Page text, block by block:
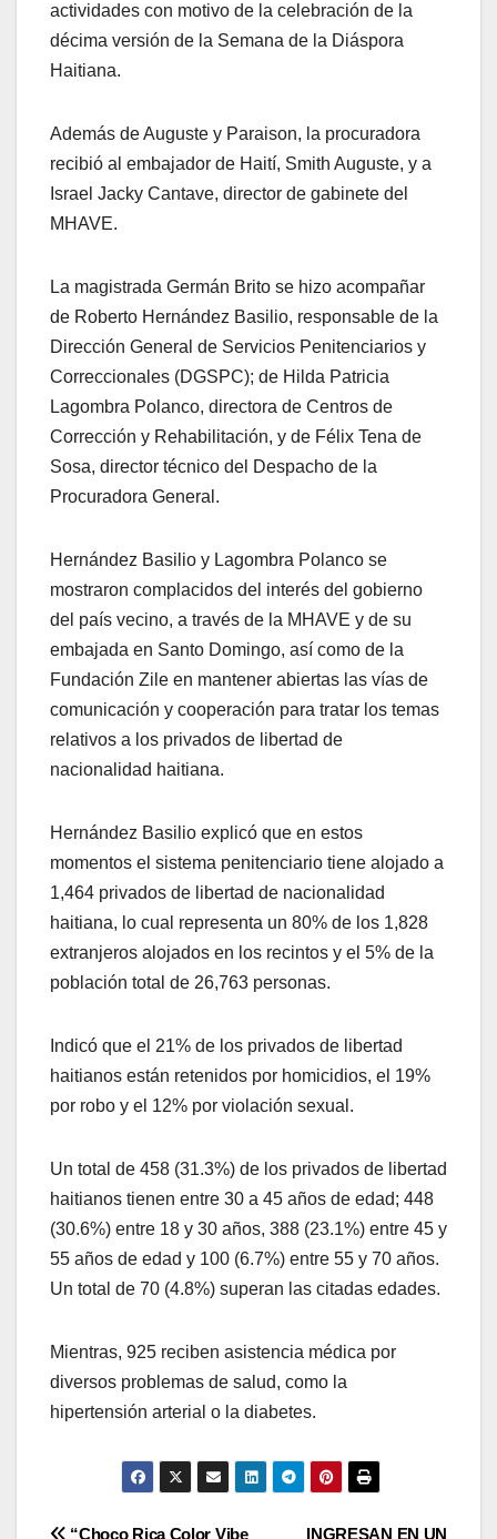
actividades con motivo de la celebración de la
décima versión de la Semana de la Diáspora
Haitiana.
Además de Auguste y Paraison, la procuradora
recibió al embajador de Haití, Smith Auguste, y a
Israel Jacky Cantave, director de gabinete del
MHAVE.
La magistrada Germán Brito se hizo acompañar
de Roberto Hernández Basilio, responsable de la
Dirección General de Servicios Penitenciarios y
Correccionales (DGSPC); de Hilda Patricia
Lagombra Polanco, directora de Centros de
Corrección y Rehabilitación, y de Félix Tena de
Sosa, director técnico del Despacho de la
Procuradora General.
Hernández Basilio y Lagombra Polanco se
mostraron complacidos del interés del gobierno
del país vecino, a través de la MHAVE y de su
embajada en Santo Domingo, así como de la
Fundación Zile en mantener abiertas las vías de
comunicación y cooperación para tratar los temas
relativos a los privados de libertad de
nacionalidad haitiana.
Hernández Basilio explicó que en estos
momentos el sistema penitenciario tiene alojado a
1,464 privados de libertad de nacionalidad
haitiana, lo cual representa un 80% de los 1,828
extranjeros alojados en los recintos y el 5% de la
población total de 26,763 personas.
Indicó que el 21% de los privados de libertad
haitianos están retenidos por homicidios, el 19%
por robo y el 12% por violación sexual.
Un total de 458 (31.3%) de los privados de libertad
haitianos tienen entre 30 a 45 años de edad; 448
(30.6%) entre 18 y 30 años, 388 (23.1%) entre 45 y
55 años de edad y 100 (6.7%) entre 55 y 70 años.
Un total de 70 (4.8%) superan las citadas edades.
Mientras, 925 reciben asistencia médica por
diversos problemas de salud, como la
hipertensión arterial o la diabetes.
INGRESAN EN UN
“Choco Rica Color Vibe